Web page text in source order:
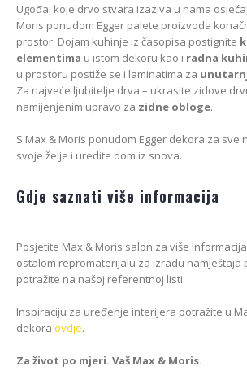
Ugođaj koje drvo stvara izaziva u nama
Moris ponudom Egger palete proizvoda
prostor. Dojam kuhinje iz časopisa postignite
elementima u istom dekoru kao i radna
u prostoru postiže se i laminatima za
Za najveće ljubitelje drva – ukrasite zidove
namijenjenim upravo za zidne obloge.
S Max & Moris ponudom Egger dekora za sve
svoje želje i uredite dom iz snova.
Gdje saznati više informacija
Posjetite Max & Moris salon za više
ostalom repromaterijalu za izradu namještaja
potražite na našoj referentnoj listi.
Inspiraciju za uređenje interijera potražite u
dekora ovdje.
Za život po mjeri. Vaš Max & Moris.